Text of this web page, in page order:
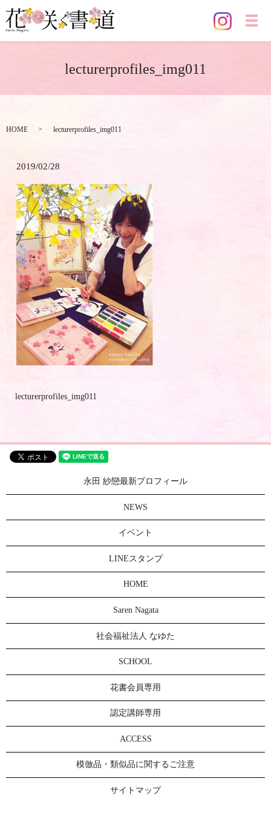
メ
lecturerprofiles_img011
HOME lecturerprofiles_img011
2019/02/28
lecturerprofiles_img011
永田 紗戀最新プロフィール
NEWS
イベント
LINEスタンプ
HOME
Saren Nagata
社会福祉法人 なゆた
SCHOOL
花書会員専用
認定講師専用
ACCESS
模倣品・類似品に関するご注意
サイトマップ